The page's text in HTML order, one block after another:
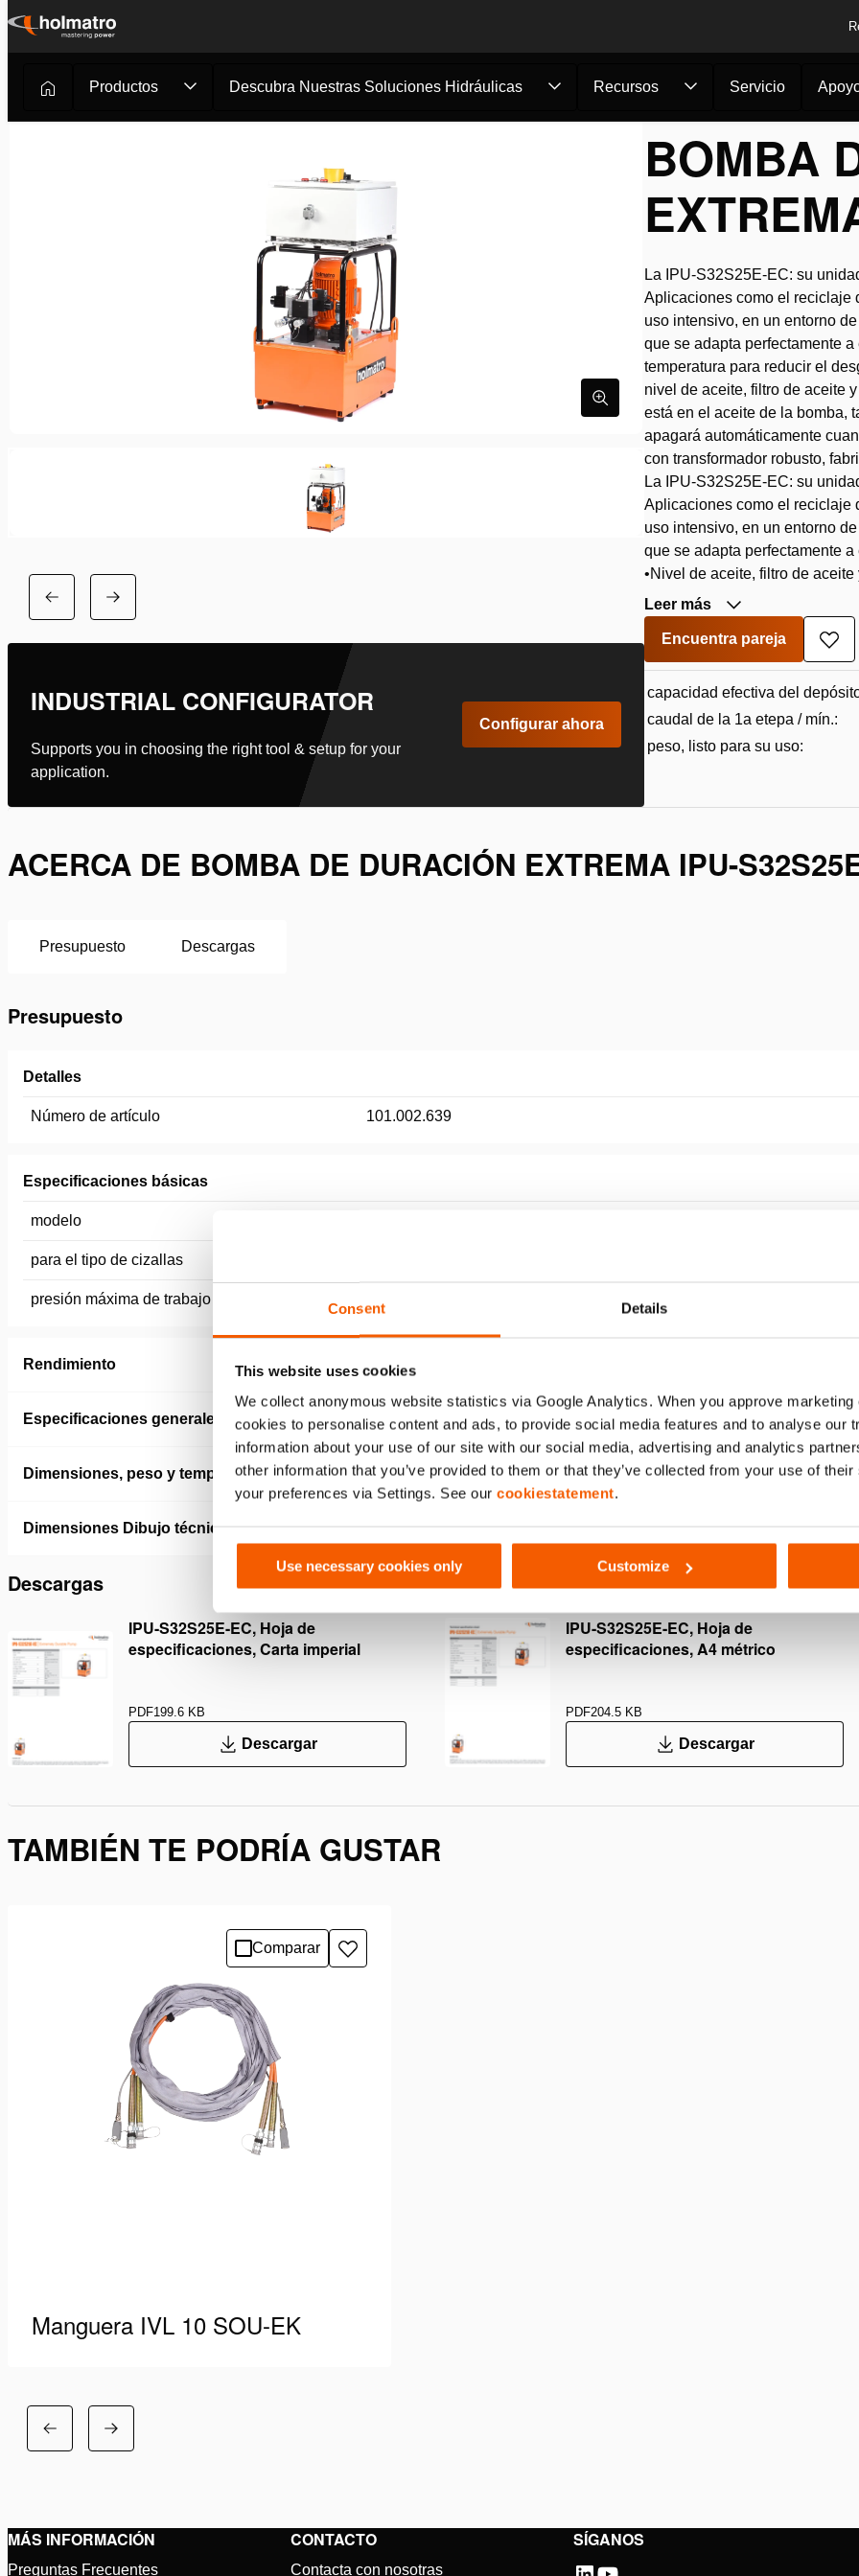
Consent Details
This website uses cookies
We collect anonymous website statistics via Google Analytics. When you approve
cookies to personalise content and ads, to provide social media features and to analyse our
information about your use of our site with our social media, advertising and analytics
other information that you’ve provided to them or that they’ve collected from your use of
your preferences via Settings. See our cookiestatement.
Use necessary cookies only Customize
Ir
contenidoProductos Descubra Nuestras Soluciones Hidráulicas Recursos Servicio
Soluciones Hidráulicas Corte /Bombas Hidráulicas /Bomba de duración...
INDUSTRIAL CONFIGURATOR
Supports you in choosing the right tool & setup for your
application.
Configurar ahora
BOMBA
La IPU-S32S25E-EC: su
Aplicaciones como el reciclaje
uso intensivo, en un entorno
que se adapta perfectamente
temperatura para reducir el
nivel de aceite, filtro de aceite
está en el aceite de la bomba,
apagará automáticamente
con transformador robusto,
La IPU-S32S25E-EC: su
Aplicaciones como el reciclaje
uso intensivo, en un entorno
que se adapta perfectamente
•Nivel de aceite, filtro de aceite
Leer más
Encuentra pareja
a
lista
de
capacidad efectiva del
caudal de la 1a etepa / mín.:
peso, listo para su uso:
ACERCA DE BOMBA DE DURACIÓN EXTREMA IPU-
Presupuesto Descargas
Presupuesto
Detalles
Número de artículo 101.002.639
Especificaciones básicas
modelo
para el tipo de cizallas
presión máxima de trabajo
Rendimiento
Especificaciones generales
Dimensiones, peso y temperatura
Dimensiones Dibujo técnico
Descargas
IPU-S32S25E-EC, Hoja de
especificaciones, Carta imperial
PDF199.6 KB
Descargar
IPU-S32S25E-EC, Hoja de
especificaciones, A4 métrico
PDF204.5 KB
Descargar
TAMBIÉN TE PODRÍA GUSTAR
Comparar
Añadir
a
Manguera IVL 10 SOU-EK
Ver detalles
SÍGANOS
MÁS INFORMACIÓN
Preguntas Frecuentes
CONTACTO
Contacta con nosotras